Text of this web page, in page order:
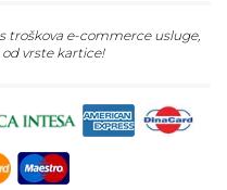
troškova e-commerce usluge,
od vrste kartice!